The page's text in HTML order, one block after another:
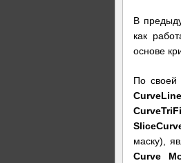
В
как
основе
По своей
маску),
Curve